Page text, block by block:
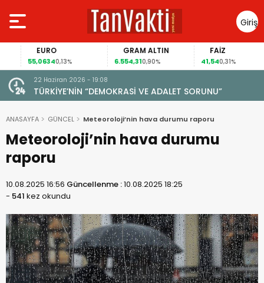
Giriş
Yap
EURO
55,06340,13%
GRAM ALTIN
6.554,310,90%
FAİZ
41,54 0,31%
22 Haziran 2026 - 19:08
TÜRKİYE’NİN “DEMOKRASİ VE ADALET SORUNU”
ANASAYFA GÜNCEL Meteoroloji’nin hava durumu raporu
Meteoroloji’nin hava durumu
raporu
10.08.2025 16:56 Güncellenme :10.08.2025 18:25
- 541 kez okundu